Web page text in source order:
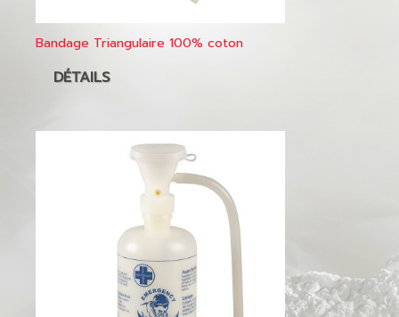
Bandage Triangulaire 100% coton
DÉTAILS